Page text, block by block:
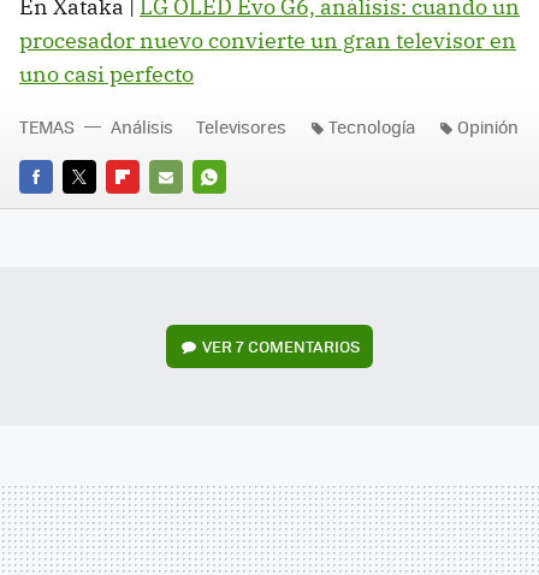
En Xataka | LG OLED Evo G6, análisis: cuando un
procesador nuevo convierte un gran televisor en
uno casi perfecto
FACEBOOK
TWITTERFLIPBOARD
E-
WHATSAPP
TEMAS Análisis Televisores Tecnología Opinión
VER7 COMENTARIOS